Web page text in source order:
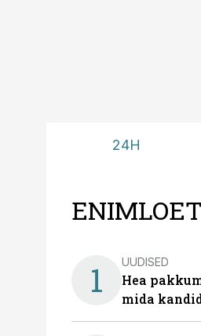
24H
1 UUDISED
Hea
mida